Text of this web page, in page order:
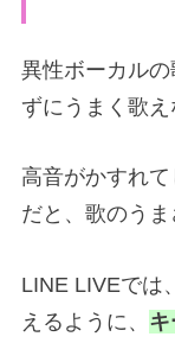
異性ボーカル
ずにうまく歌
高音がかすれ
だと、歌のうま
LINE LIVEでは
えるように、